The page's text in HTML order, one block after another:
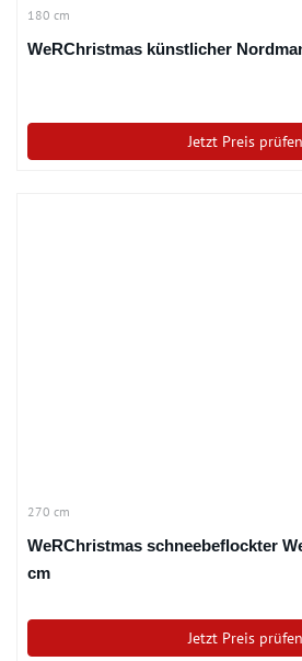
180 cm
WeRChristmas künstlicher
Jetzt Preis prüfen
270 cm
WeRChristmas schneebeflockter
cm
Jetzt Preis prüfen